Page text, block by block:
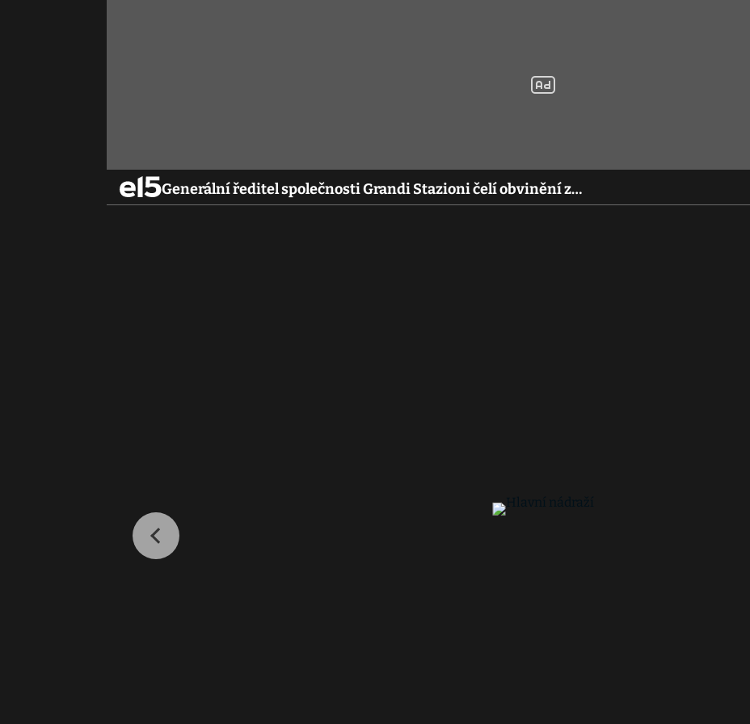
Generální ředitel společnosti Grandi Stazioni čelí obvinění z…